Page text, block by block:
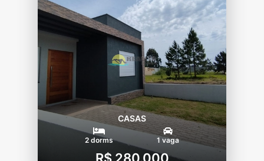
CASAS
2 dorms 1 vaga
R$ 280.000